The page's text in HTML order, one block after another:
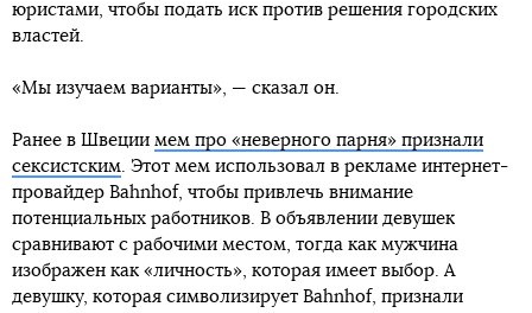
юристами, чтобы подать иск против решения городских
властей.
«Мы изучаем варианты», — сказал он.
Ранее в Швеции мем про «неверного парня» признали
сексистским. Этот мем использовал в рекламе интернет-
провайдер Bahnhof, чтобы привлечь внимание
потенциальных работников. В объявлении девушек
сравнивают с рабочими местом, тогда как мужчина
изображен как «личность», которая имеет выбор. А
девушку, которая символизирует Bahnhof, признали